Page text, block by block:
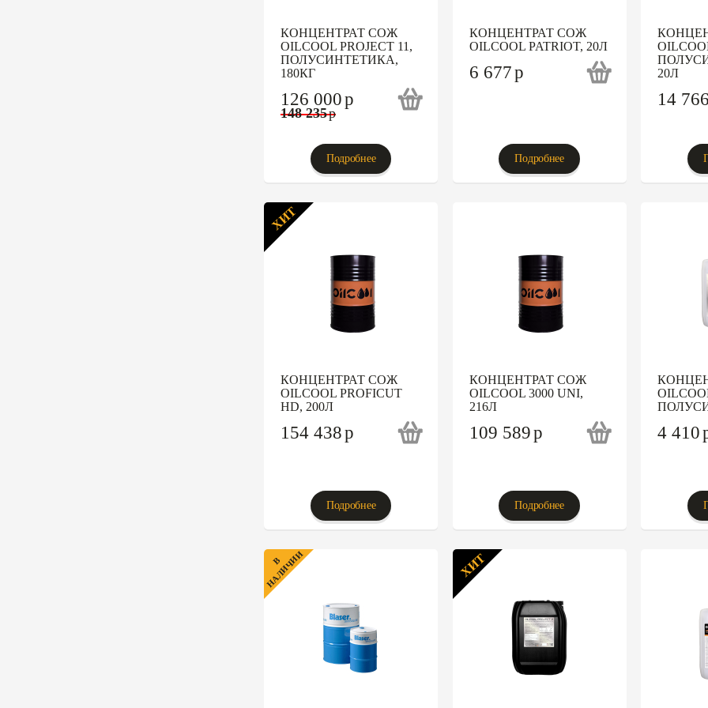
КОНЦЕНТРАТ СОЖ
OILCOOL PROJECT 11,
ПОЛУСИНТЕТИКА,
180КГ
126 000p
148 235p
Подробнее
КОНЦЕНТРАТ СОЖ
OILCOOL PATRIOT, 20Л
6 677p
Подробнее
20Л
14
ХИТ
КОНЦЕНТРАТ СОЖ
OILCOOL PROFICUT
HD, 200Л
154 438p
Подробнее
КОНЦЕНТРАТ СОЖ
OILCOOL 3000 UNI,
216Л
109 589p
Подробнее
4 410
В
НАЛИЧИИ ХИТ